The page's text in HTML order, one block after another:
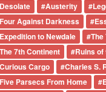
#Austerity #
Against Darkness #
to Newdale #The
7th Continent #Ruins
Cargo #Charles S.
Parsecs From Home #